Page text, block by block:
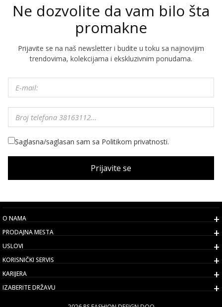
Ne dozvolite da vam bilo šta
promakne
Prijavite se na naš newsletter i budite u toku sa najnovijim
trendovima, kolekcijama i ekskluzivnim ponudama.
Saglasna/saglasan sam sa Politikom privatnosti.
Prijavite se
O NAMA
PRODAJNA MESTA
USLOVI
KORISNIČKI SERVIS
KARIJERA
IZABERITE DRŽAVU